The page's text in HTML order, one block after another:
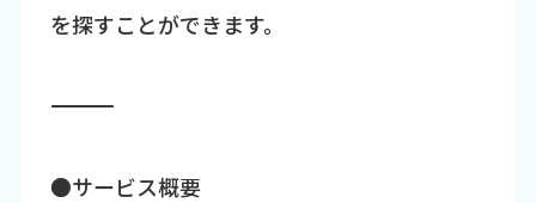
を探すことができます。
―――――――――――――――――――――――――――――――――――
●サービス概要